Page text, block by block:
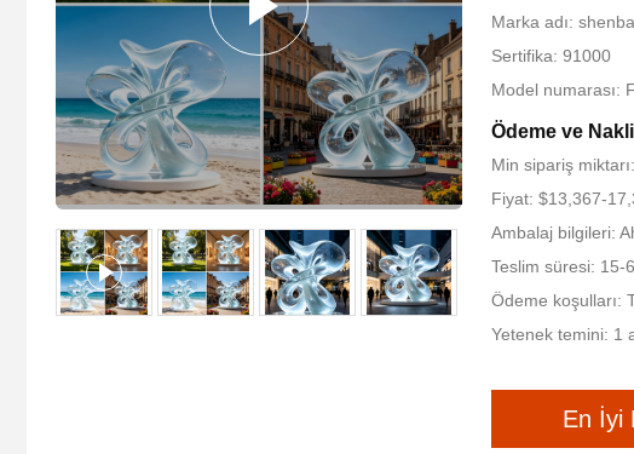
Marka adı:
Sertifika: 91000
Model numarası:
Ödeme ve
Min sipariş
Fiyat: $13,367-
Ambalaj bilgileri:
Teslim süresi: 15-
Ödeme koşulları:
Yetenek temini: 1
En İyi